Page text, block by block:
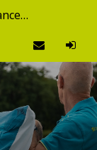
Stichting Ambulance Wens